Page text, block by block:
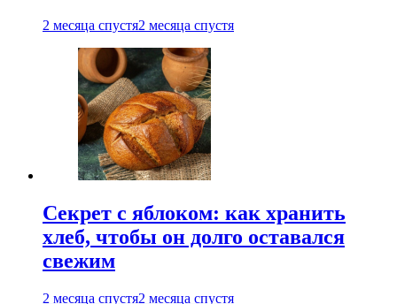
2 месяца спустя2 месяца спустя
Секрет с яблоком: как хранить
хлеб, чтобы он долго оставался
свежим
2 месяца спустя2 месяца спустя